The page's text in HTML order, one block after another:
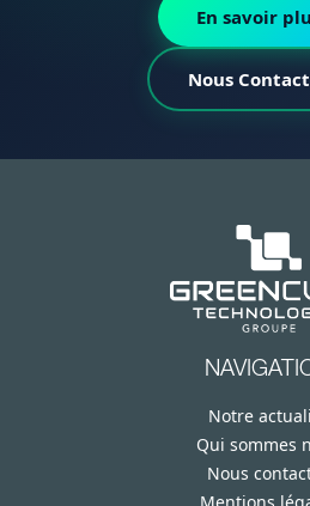
En savoir
Nous
Notre
Qui sommes
Nous